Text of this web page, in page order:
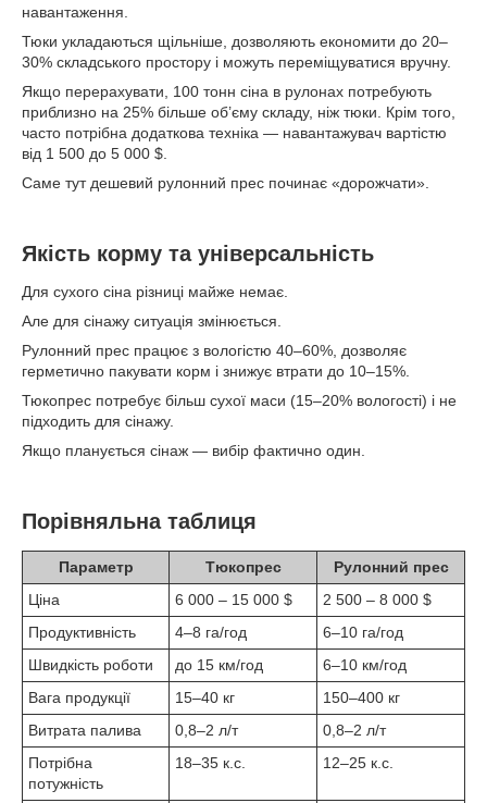
навантаження.
Тюки укладаються щільніше, дозволяють економити до 20–
30% складського простору і можуть переміщуватися вручну.
Якщо перерахувати, 100 тонн сіна в рулонах потребують
приблизно на 25% більше об’єму складу, ніж тюки. Крім того,
часто потрібна додаткова техніка — навантажувач вартістю
від 1 500 до 5 000 $.
Саме тут дешевий рулонний прес починає «дорожчати».
Якість корму та універсальність
Для сухого сіна різниці майже немає.
Але для сінажу ситуація змінюється.
Рулонний прес працює з вологістю 40–60%, дозволяє
герметично пакувати корм і знижує втрати до 10–15%.
Тюкопрес потребує більш сухої маси (15–20% вологості) і не
підходить для сінажу.
Якщо планується сінаж — вибір фактично один.
Порівняльна таблиця
Параметр Тюкопрес
Рулонний прес
Ціна
6 000 – 15 000 $
2 500 – 8 000 $
Продуктивність
4–8 га/год
6–10 га/год
Швидкість роботи
до 15 км/год
6–10 км/год
Вага продукції
15–40 кг
150–400 кг
Витрата палива
0,8–2 л/т
0,8–2 л/т
Потрібна
потужність
18–35 к.с. 12–25 к.с.